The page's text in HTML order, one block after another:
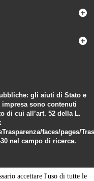
accettare l'uso di tutte le
gli aiuti di Stato e
sono contenuti
di cui all’art. 52 della L.
faces/pages/
nel campo di ricerca.